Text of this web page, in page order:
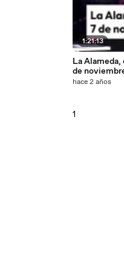
1:21:13
La
de
hace 2 años
1